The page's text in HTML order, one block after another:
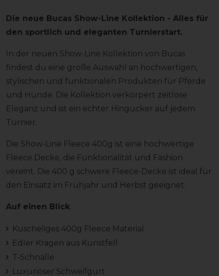
Die neue Bucas Show-Line Kollektion - Alles für
den sportlich und eleganten Turnierstart.
In der neuen Show-Line Kollektion von Bucas
findest du eine große Auswahl an hochwertigen,
stylischen und funktionalen Produkten für Pferde
und Hunde. Die Kollektion verkörpert zeitlose
Eleganz und ist ein echter Hingucker auf jedem
Turnier.
Die Show-Line Fleece 400g ist eine hochwertige
Fleece Decke, die Funktionalität und Fashion
vereint. Die 400 g schwere Fleece-Decke ist ideal für
den Einsatz im Frühjahr und Herbst geeignet.
Auf einen Blick
Kuscheliges 400g Fleece Material
Edler Kragen aus Kunstfell
T-Schnalle
Luxuriöser Schweifgurt